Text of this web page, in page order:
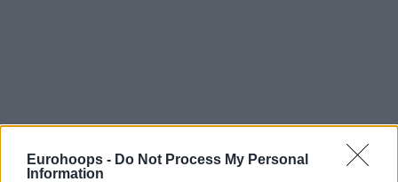
Eurohoops - Do Not Process My Personal
Information